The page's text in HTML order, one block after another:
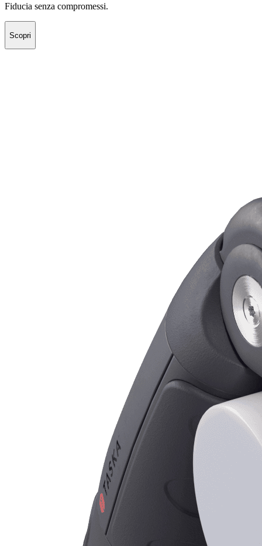
Fiducia senza compromessi.
Scopri